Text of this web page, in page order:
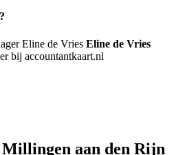
Eline de Vries
bij accountantkaart.nl
aan den Rijn